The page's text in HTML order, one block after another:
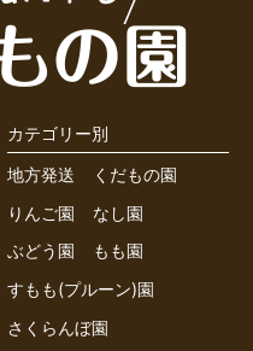
カテゴリー別
地方発送
くだもの園
りんご園
なし園
ぶどう園
もも園
すもも(プルーン)園
さくらんぼ園